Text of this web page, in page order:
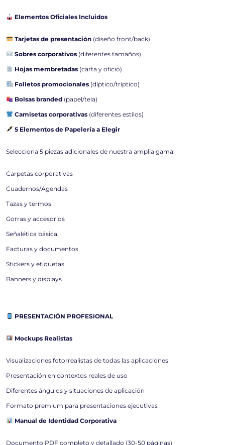
Elementos Oficiales Incluidos
Tarjetas de presentación(diseño front/back)
Sobres corporativos(diferentes tamaños)
Hojas membretadas(carta y oficio)
Folletos promocionales(díptico/tríptico)
Bolsas branded(papel/tela)
Camisetas corporativas(diferentes estilos)
5 Elementos de Papelería a Elegir
Selecciona 5 piezas adicionales de nuestra amplia gama:
Carpetas corporativas
Cuadernos/Agendas
Tazas y termos
Gorras y accesorios
Señalética básica
Facturas y documentos
Stickers y etiquetas
Banners y displays
PRESENTACIÓN PROFESIONAL
Mockups Realistas
Visualizaciones fotorrealistas de todas las aplicaciones
Presentación en contextos reales de uso
Diferentes ángulos y situaciones de aplicación
Formato premium para presentaciones ejecutivas
Manual de Identidad Corporativa
Documento PDF completo y detallado (30-50 páginas)